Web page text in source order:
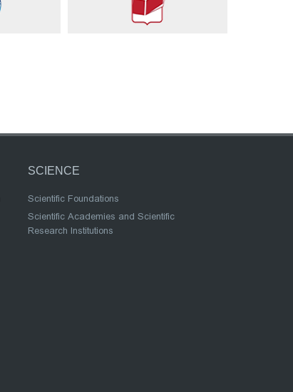
SCIENCE
Scientific Foundations
Scientific Academies and Scientific
Research Institutions